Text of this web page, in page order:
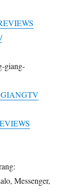
giang-
Messenger,